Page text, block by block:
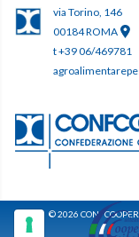
via Torino, 146
00184 ROMA
t +39 06/469781
© 2026